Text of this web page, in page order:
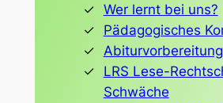
Wer lernt bei uns?
Pädagogisches
LRS Lese-
Schwäche